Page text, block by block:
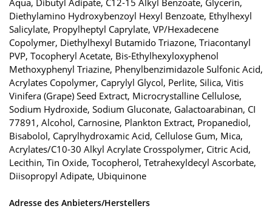
Aqua, Dibutyl Adipate, C12-15 Alkyl Benzoate, Glycerin,
Diethylamino Hydroxybenzoyl Hexyl Benzoate, Ethylhexyl
Salicylate, Propylheptyl Caprylate, VP/Hexadecene
Copolymer, Diethylhexyl Butamido Triazone, Triacontanyl
PVP, Tocopheryl Acetate, Bis-Ethylhexyloxyphenol
Methoxyphenyl Triazine, Phenylbenzimidazole Sulfonic Acid,
Acrylates Copolymer, Caprylyl Glycol, Perlite, Silica, Vitis
Vinifera (Grape) Seed Extract, Microcrystalline Cellulose,
Sodium Hydroxide, Sodium Gluconate, Galactoarabinan, CI
77891, Alcohol, Carnosine, Plankton Extract, Propanediol,
Bisabolol, Caprylhydroxamic Acid, Cellulose Gum, Mica,
Acrylates/C10-30 Alkyl Acrylate Crosspolymer, Citric Acid,
Lecithin, Tin Oxide, Tocopherol, Tetrahexyldecyl Ascorbate,
Diisopropyl Adipate, Ubiquinone
Adresse des Anbieters/Herstellers